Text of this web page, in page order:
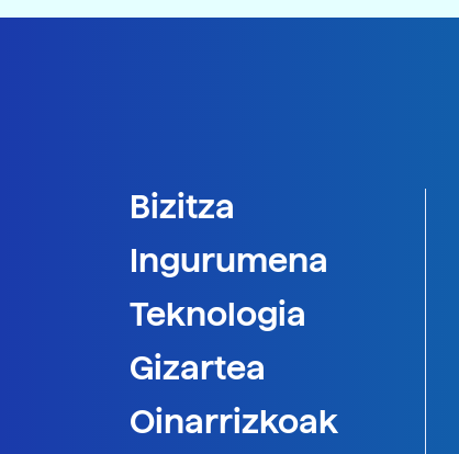
Bizitza
Ingurumena
Teknologia
Gizartea
Oinarrizkoak